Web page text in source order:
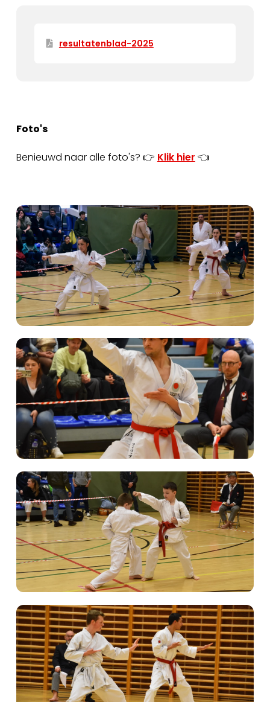
resultatenblad-2025
Foto's
Benieuwd naar alle foto's? 👉 Klik hier 👈